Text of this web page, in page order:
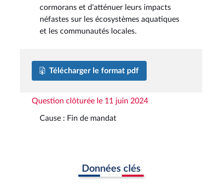
cormorans et d'atténuer leurs impacts
néfastes sur les écosystèmes aquatiques
et les communautés locales.
Télécharger le format pdf
Question clôturée le 11 juin 2024
Cause : Fin de mandat
Données clés